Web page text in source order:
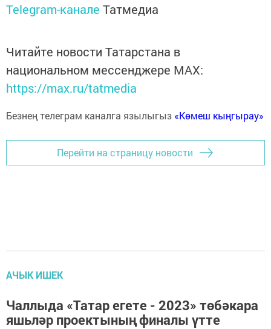
Telegram-канале Татмедиа
Читайте новости Татарстана в
национальном мессенджере MАХ:
https://max.ru/tatmedia
Безнең телеграм каналга язылыгыз «Көмеш кыңгырау»
Перейти на страницу новости
АЧЫК ИШЕК
Чаллыда «Татар егете - 2023» төбәкара
яшьләр проектының финалы үтте